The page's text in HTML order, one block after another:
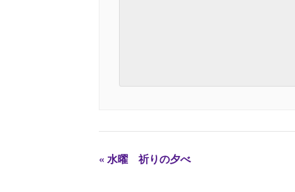
« 水曜 祈りの夕べ